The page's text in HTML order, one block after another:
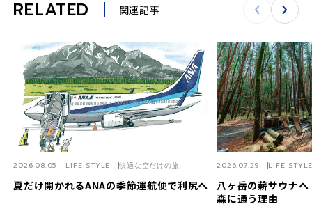
RELATED 関連記事
夏だけ開かれるANAの季節運航便で利尻へ
2026.08.05 LIFE STYLE 快適な空だけの旅
八ヶ岳の薪サウナ
森に通う理由
2026.07.29 LIFE